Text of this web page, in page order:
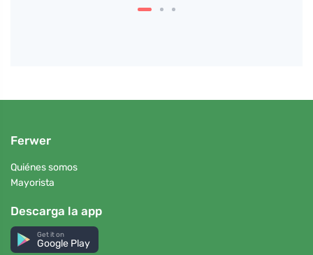
Ferwer
Quiénes somos
Mayorista
Descarga la app
Get it on
Google Play